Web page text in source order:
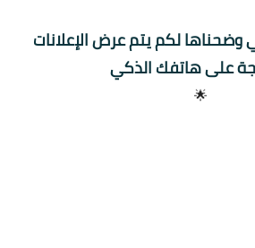
وضحناها لكم يتم عرض الإعلانات
على هاتفك الذكي
🌟